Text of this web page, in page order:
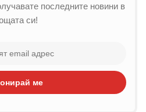
последните новини в
си!
ме